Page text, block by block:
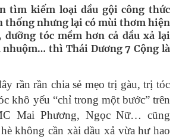
tìm kiếm loại dầu gội công thức
thống nhưng lại có mùi thơm hiện
dưỡng tóc mềm hơn cả dầu xả lại
thì Thái Dương 7 Cộng là
rần rần chia sẻ mẹo trị gàu, trị tóc
khô yếu “chỉ trong một bước” trên
Mai Phương, Ngọc Nữ… cũng
không cần xài dầu xả vừa hư hao